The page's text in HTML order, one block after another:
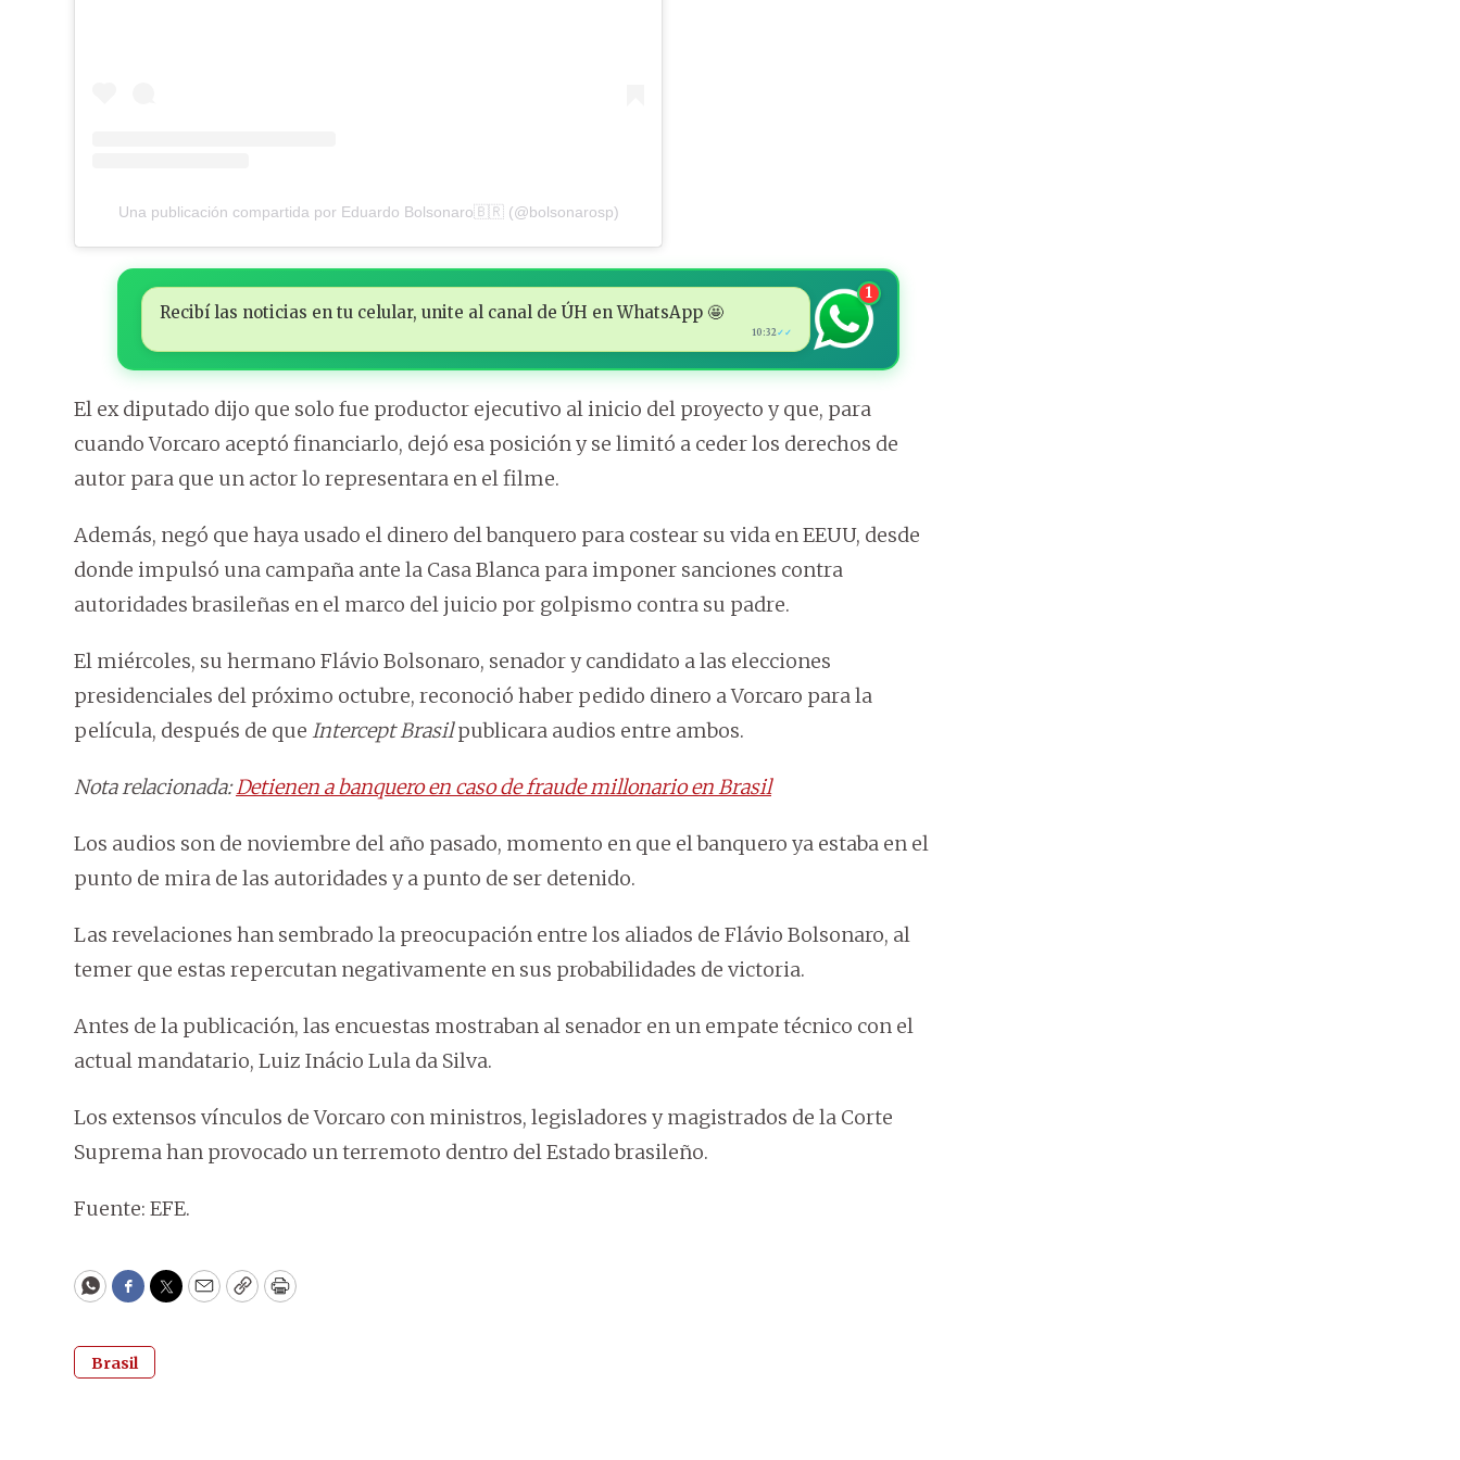
Una publicación compartida por Eduardo Bolsonaro🇧🇷 (@bolsonarosp)
Recibí las noticias en tu celular, unite al canal de ÚH en WhatsApp 🤩
10:32✓✓
1
El ex diputado dijo que solo fue productor ejecutivo al inicio del proyecto y que, para
cuando Vorcaro aceptó financiarlo, dejó esa posición y se limitó a ceder los derechos de
autor para que un actor lo representara en el filme.
Además, negó que haya usado el dinero del banquero para costear su vida en EEUU, desde
donde impulsó una campaña ante la Casa Blanca para imponer sanciones contra
autoridades brasileñas en el marco del juicio por golpismo contra su padre.
El miércoles, su hermano Flávio Bolsonaro, senador y candidato a las elecciones
presidenciales del próximo octubre, reconoció haber pedido dinero a Vorcaro para la
película, después de que Intercept Brasilpublicara audios entre ambos.
Nota relacionada:Detienen a banquero en caso de fraude millonario en Brasil
Los audios son de noviembre del año pasado, momento en que el banquero ya estaba en el
punto de mira de las autoridades y a punto de ser detenido.
Las revelaciones han sembrado la preocupación entre los aliados de Flávio Bolsonaro, al
temer que estas repercutan negativamente en sus probabilidades de victoria.
Antes de la publicación, las encuestas mostraban al senador en un empate técnico con el
actual mandatario, Luiz Inácio Lula da Silva.
Los extensos vínculos de Vorcaro con ministros, legisladores y magistrados de la Corte
Suprema han provocado un terremoto dentro del Estado brasileño.
Fuente: EFE.
WhatsApp
Facebook
Twitter
EmailCopyPrint
Brasil